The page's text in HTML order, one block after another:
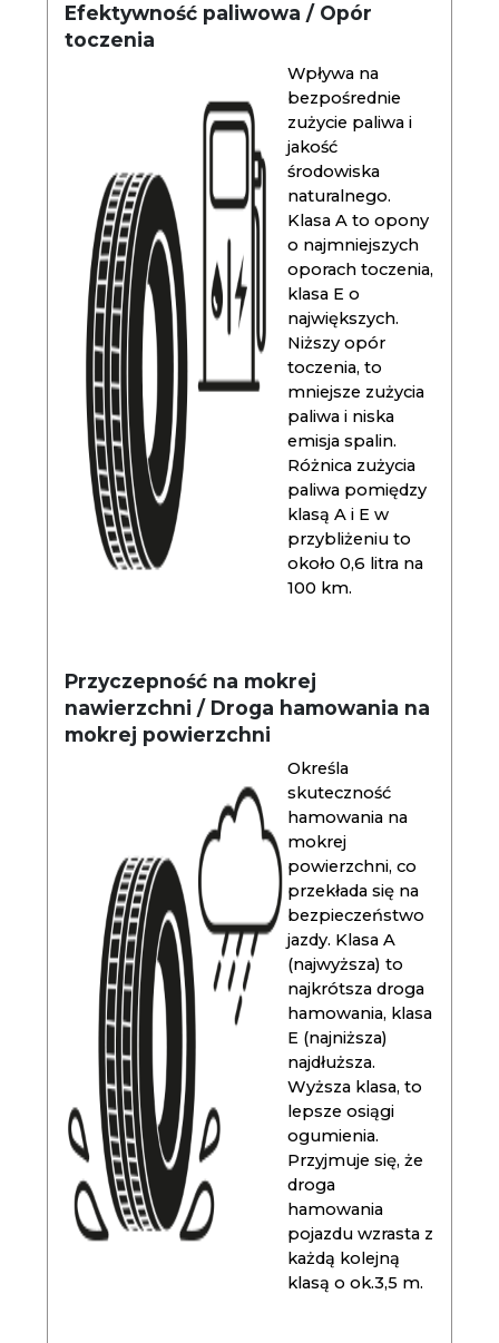
Efektywność paliwowa / Opór
toczenia
Wpływa na
bezpośrednie
zużycie paliwa i
jakość
środowiska
naturalnego.
Klasa A to opony
o najmniejszych
oporach toczenia,
klasa E o
największych.
Niższy opór
toczenia, to
mniejsze zużycia
paliwa i niska
emisja spalin.
Różnica zużycia
paliwa pomiędzy
klasą A i E w
przybliżeniu to
około 0,6 litra na
100 km.
Przyczepność na mokrej
nawierzchni / Droga hamowania na
mokrej powierzchni
Określa
skuteczność
hamowania na
mokrej
powierzchni, co
przekłada się na
bezpieczeństwo
jazdy. Klasa A
(najwyższa) to
najkrótsza droga
hamowania, klasa
E (najniższa)
najdłuższa.
Wyższa klasa, to
lepsze osiągi
ogumienia.
Przyjmuje się, że
droga
hamowania
pojazdu wzrasta z
każdą kolejną
klasą o ok.3,5 m.